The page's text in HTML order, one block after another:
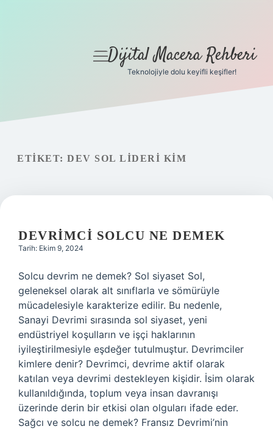
Gizlilik Politikası
menüyü
Dijital Macera Rehberi
Teknolojiyle dolu keyifli keşifler!
ETIKET: DEV SOL LIDERI KIM
DEVRIMCI SOLCU NE DEMEK
Tarih: Ekim 9, 2024
Solcu devrim ne demek? Sol siyaset Sol,
geleneksel olarak alt sınıflarla ve sömürüyle
mücadelesiyle karakterize edilir. Bu nedenle,
Sanayi Devrimi sırasında sol siyaset, yeni
endüstriyel koşulların ve işçi haklarının
iyileştirilmesiyle eşdeğer tutulmuştur. Devrimciler
kimlere denir? Devrimci, devrime aktif olarak
katılan veya devrimi destekleyen kişidir. İsim olarak
kullanıldığında, toplum veya insan davranışı
üzerinde derin bir etkisi olan olguları ifade eder.
Sağcı ve solcu ne demek? Fransız Devrimi’nin